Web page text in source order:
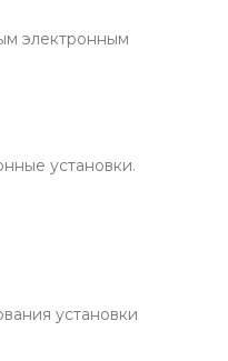
электронным
установки.
установки